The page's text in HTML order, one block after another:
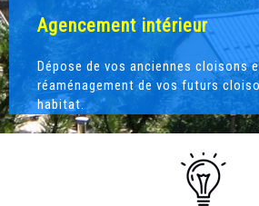
Agencement intérieur
Dépose de vos anciennes cloisons
réaménagement de vos futurs
habitat.